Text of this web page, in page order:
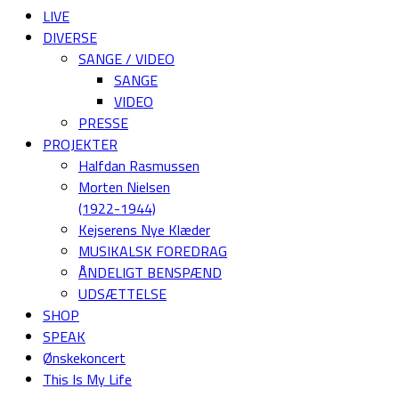
LIVE
DIVERSE
SANGE / VIDEO
SANGE
VIDEO
PRESSE
PROJEKTER
Halfdan Rasmussen
Morten Nielsen
(1922-1944)
Kejserens Nye Klæder
MUSIKALSK FOREDRAG
ÅNDELIGT BENSPÆND
UDSÆTTELSE
SHOP
SPEAK
Ønskekoncert
This Is My Life